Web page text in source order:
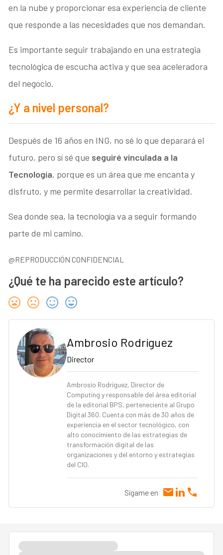
en la nube y proporcionar esa experiencia de cliente
que responde a las necesidades que nos demandan.
Es importante seguir trabajando en una estrategia
tecnológica de escucha activa y que sea aceleradora
del negocio.
¿Y a nivel personal?
Después de 16 años en ING, no sé lo que deparará el
futuro, pero sí sé que seguiré vinculada a la
Tecnología, porque es un área que me encanta y
disfruto, y me permite desarrollar la creatividad.
Sea donde sea, la tecnología va a seguir formando
parte de mi camino.
@REPRODUCCIÓN CONFIDENCIAL
¿Qué te ha parecido este artículo?
Ambrosio Rodríguez
Director
Ambrosio Rodríguez, Director de
Computing y responsable del área editorial
de la editorial BPS, perteneciente al Grupo
Digital 360. Cuenta con más de 30 años de
experiencia en el sector tecnológico, con
alto conocimiento de las estrategias de
transformación digital de las
organizaciones y del entorno y estrategias
del CIO.
Sígame en